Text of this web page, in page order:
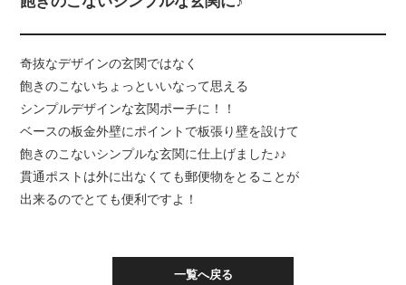
奇抜なデザインの玄関ではなく
飽きのこないちょっといいなって思える
シンプルデザインな玄関ポーチに！！
ベースの板金外壁にポイントで板張り壁を設けて
飽きのこないシンプルな玄関に仕上げました♪♪
貫通ポストは外に出なくても郵便物をとることが
出来るのでとても便利ですよ！
一覧へ戻る